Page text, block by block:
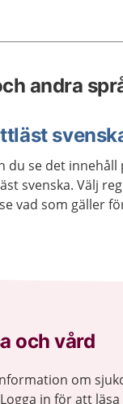
andra
du se det innehåll
svenska. Välj
vad som gäller
och vård
om
in för att